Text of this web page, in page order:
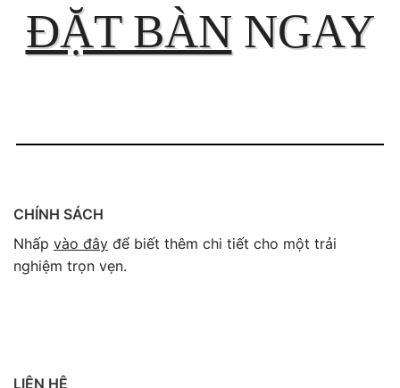
ĐẶT BÀNNGAY
CHÍNH SÁCH
Nhấp vào đây để biết thêm chi tiết cho một trải
nghiệm trọn vẹn.
LIÊN HỆ